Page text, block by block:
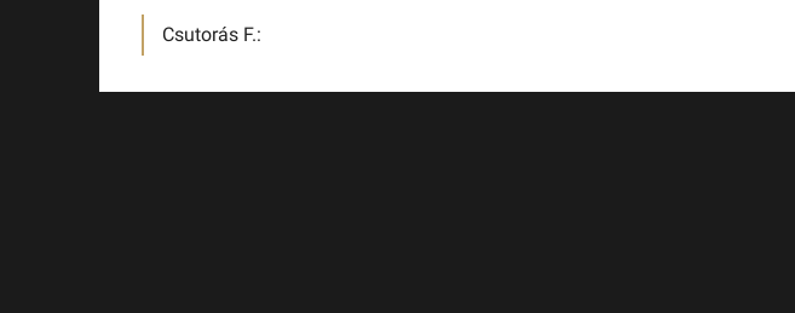
Csutorás F.: